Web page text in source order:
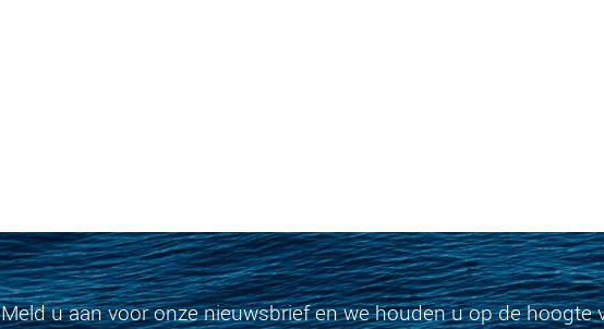
Meld u aan voor onze nieuwsbrief en we houden u op de hoogte